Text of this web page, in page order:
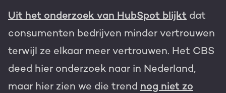
Uit het onderzoek van HubSpot blijkt dat
consumenten bedrijven minder vertrouwen
terwijl ze elkaar meer vertrouwen. Het CBS
deed hier onderzoek naar in Nederland,
maar hier zien we die trend nog niet zo